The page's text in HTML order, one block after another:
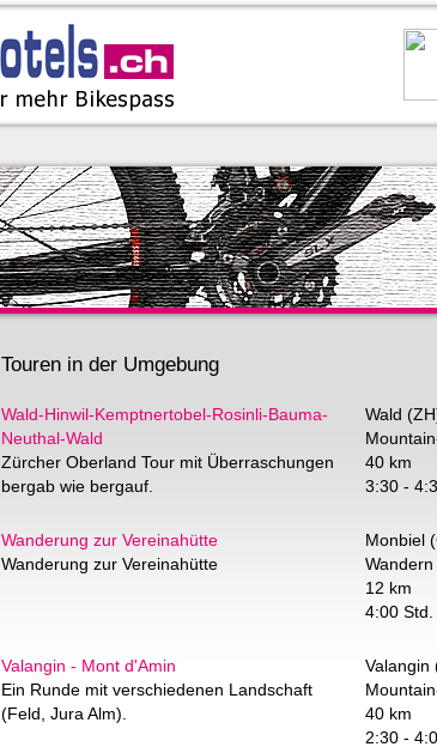
Touren in der Umgebung
Wald-Hinwil-Kemptnertobel-Rosinli-Bauma-
Neuthal-Wald
Zürcher Oberland Tour mit Überraschungen
bergab wie bergauf.
Wald
40 km
3:30 -
Wanderung zur Vereinahütte
Wanderung zur Vereinahütte
Monbiel
12 km
4:00 Std.
Valangin - Mont d'Amin
Ein Runde mit verschiedenen Landschaft
(Feld, Jura Alm).
Valangin
40 km
2:30 -